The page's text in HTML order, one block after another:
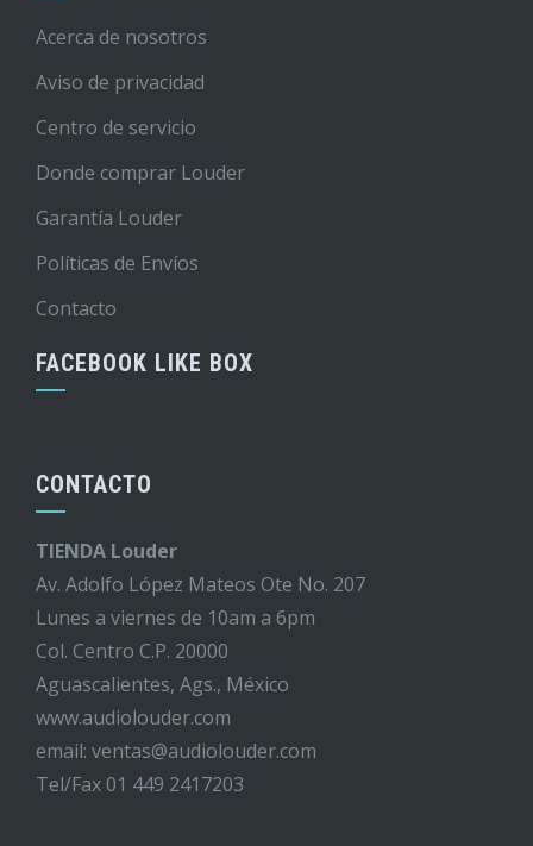
Acerca de nosotros
Aviso de privacidad
Centro de servicio
Donde comprar Louder
Garantía Louder
Políticas de Envíos
Contacto
FACEBOOK LIKE BOX
CONTACTO
TIENDA Louder
Av. Adolfo López Mateos Ote No. 207
Lunes a viernes de 10am a 6pm
Col. Centro C.P. 20000
Aguascalientes, Ags., México
www.audiolouder.com
email: ventas@audiolouder.com
Tel/Fax 01 449 2417203